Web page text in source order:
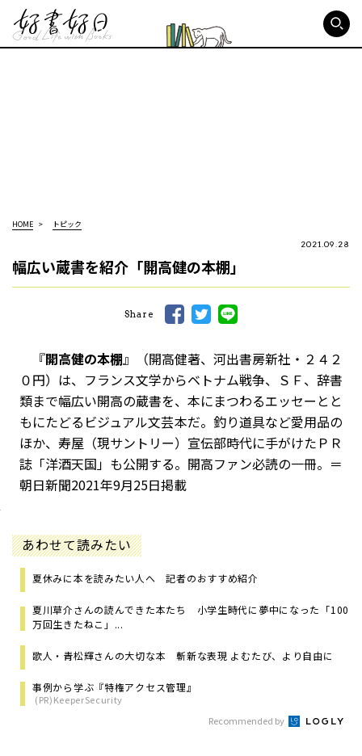
HOME トピック
2021.09.28
幅広い蔵書を紹介「開高健の本棚」
Share
『開高健の本棚』（開高健著、河出書房新社・２４２
０円）は、フランス文学からベトナム戦争、ＳＦ、辞書
類まで幅広い開高の蔵書を、本にまつわるエッセーとと
もにたどるビジュアル文芸本だ。釣り道具など愛用品の
ほか、寿屋（現サントリー）宣伝部時代に手がけたＰＲ
誌「洋酒天国」も公開する。開高ファン必読の一冊。＝
朝日新聞2021年9月25日掲載
あわせて読みたい
夏休みに本を読みたい人へ 記者のおすすめ紹介
夏川草介さんの読んできた本たち 小学生時代に夢中になった「100
万回生きたねこ」...
歌人・青松輝さんの大切な本 斬新な表現 よむたび、より自由に
事例から学ぶ『特権アクセス管理』
(PR)KeeperSecurity
Recommended by